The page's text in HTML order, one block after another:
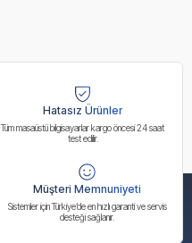
Hatasız Ürünler
Tüm masaüstü bilgisayarlar kargo öncesi 24 saat
test edilir.
Müşteri Memnuniyeti
Sistemler için Türkiye’de en hızlı garanti ve servis
desteği sağlanır.